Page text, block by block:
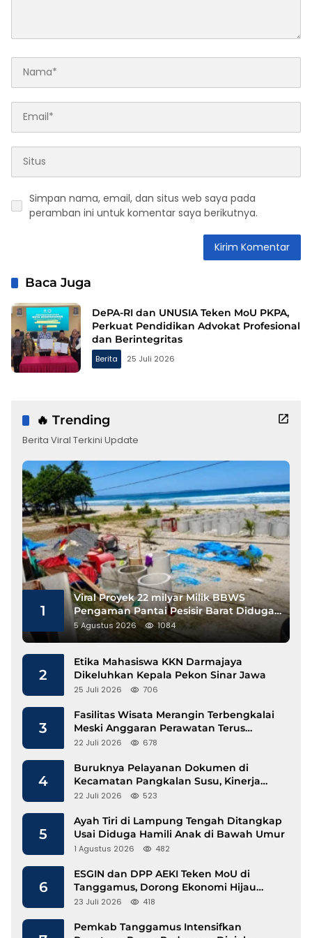
Simpan nama, email, dan situs web saya pada
peramban ini untuk komentar saya berikutnya.
Baca Juga
DePA-RI dan UNUSIA Teken MoU PKPA,
Perkuat Pendidikan Advokat Profesional
dan Berintegritas
Berita 25 Juli 2026
🔥 Trending
Berita Viral Terkini Update
1
Viral Proyek 22 milyar Milik BBWS
Pengaman Pantai Pesisir Barat Diduga
Gunakan Besi Banci
5 Agustus 2026 1084
2
Etika Mahasiswa KKN Darmajaya
Dikeluhkan Kepala Pekon Sinar Jawa
25 Juli 2026 706
3
Fasilitas Wisata Merangin Terbengkalai
Meski Anggaran Perawatan Terus
Mengalir
22 Juli 2026 678
4
Buruknya Pelayanan Dokumen di
Kecamatan Pangkalan Susu, Kinerja
Disdukcapil Langkat Disorot
22 Juli 2026 523
5
Ayah Tiri di Lampung Tengah Ditangkap
Usai Diduga Hamili Anak di Bawah Umur
1 Agustus 2026 482
6
ESGIN dan DPP AEKI Teken MoU di
Tanggamus, Dorong Ekonomi Hijau
Berbasis Kopi dan Perdagangan Karbon
23 Juli 2026 418
Pemkab Tanggamus Intensifkan